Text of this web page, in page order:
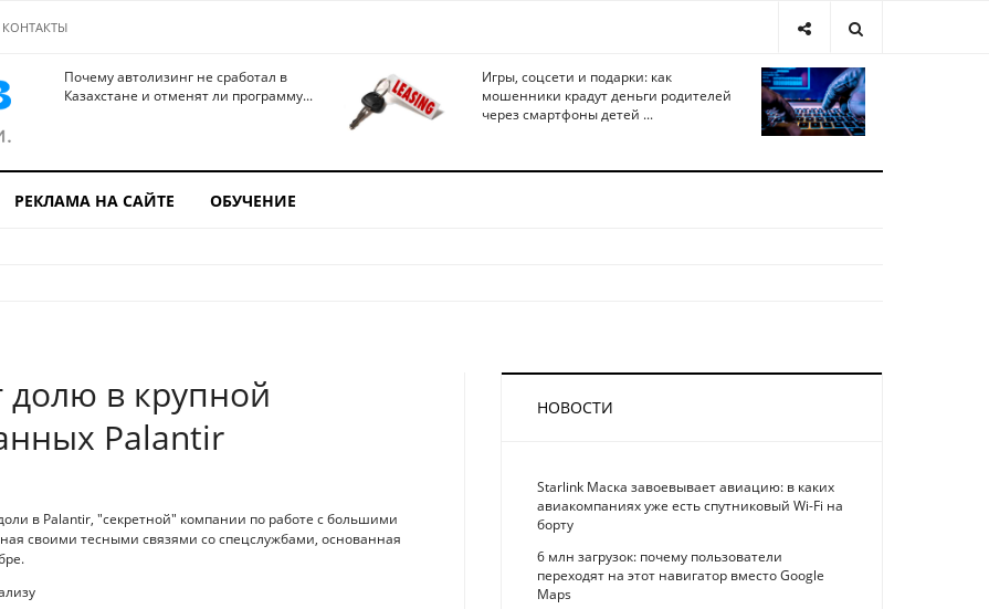
КОНТАКТЫ
Почему автолизинг не сработал в
Казахстане и отменят ли программу...
Игры, соцсети и подарки: как
мошенники крадут деньги родителей
через смартфоны детей ...
РЕКЛАМА НА САЙТЕ ОБУЧЕНИЕ
в крупной
Palantir
в Palantir, "секретной" компании по работе с большими
своими тесными связями со спецслужбами, основанная
НОВОСТИ
Starlink Маска завоевывает авиацию: в каких
авиакомпаниях уже есть спутниковый Wi-Fi на
борту
6 млн загрузок: почему пользователи
переходят на этот навигатор вместо Google
Maps